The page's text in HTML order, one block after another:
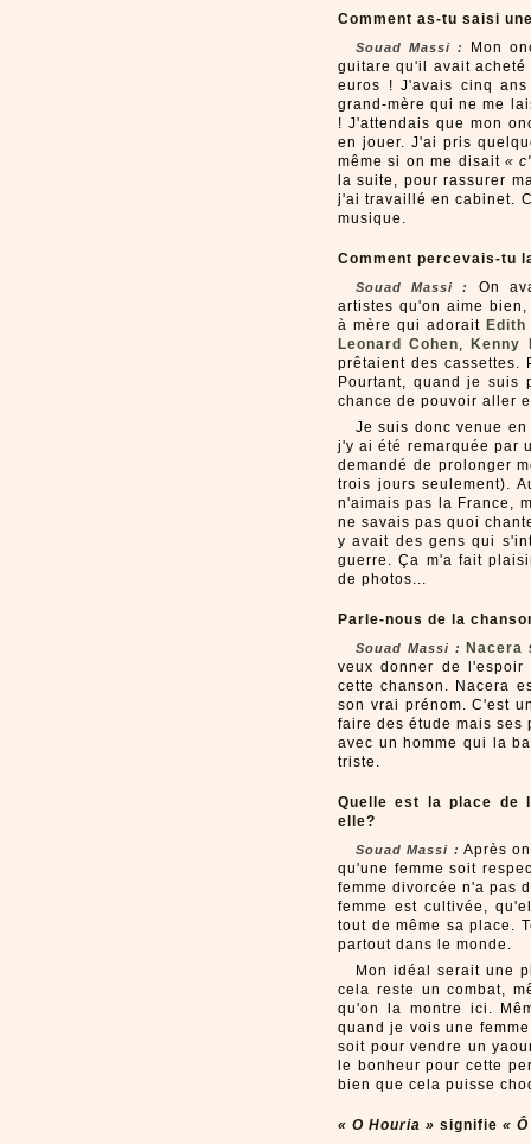
Comment as-tu saisi
Souad Massi :
Mon
guitare qu'il avait
euros ! J'avais cinq
grand-mère qui ne me
! J'attendais que mon
en jouer. J'ai pris
même si on me disait «
la suite, pour rassurer
j'ai travaillé en cabinet.
musique.
Comment percevais-tu
Souad Massi :
On
artistes qu'on aime
à mère qui adorait
Leonard Cohen,
Kenny
prêtaient des cassettes.
Pourtant, quand je suis
chance de pouvoir aller
Je suis donc venue
j'y ai été remarquée par
demandé de prolonger
trois jours seulement).
n'aimais pas la France,
ne savais pas quoi
y avait des gens qui
guerre. Ça m'a fait
de photos...
Parle-nous de la
Souad Massi : Nacera
veux donner de
cette chanson. Nacera
son vrai prénom. C'est
faire des étude mais ses
avec un homme qui la
triste.
Quelle est la place de
elle?
Souad Massi : Après
qu'une femme soit
femme divorcée n'a pas
femme est cultivée,
tout de même sa place.
partout dans le monde.
Mon idéal serait une
cela reste un combat,
qu'on la montre ici.
quand je vois une
soit pour vendre un
le bonheur pour cette
bien que cela puisse
« O Houria » signifie «